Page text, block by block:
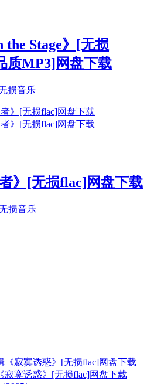
Stage》[无损
质MP3]网盘下载
损音乐
》[无损flac]网盘下载
损音乐
寂寞诱惑》[无损flac]网盘下载